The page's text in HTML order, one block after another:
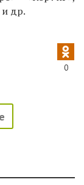
др.
0